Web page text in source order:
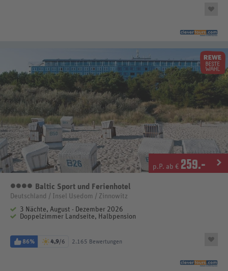
p.P. ab € 259.-
4 Sterne
Baltic Sport und Ferienhotel
Deutschland / Insel Usedom / Zinnowitz
3 Nächte, August - Dezember 2026
Doppelzimmer Landseite, Halbpension
86% 4,9/6 2.165 Bewertungen